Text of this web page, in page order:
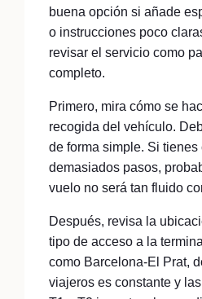
buena opción si añade
o instrucciones poco
revisar el servicio como
completo.
Primero, mira cómo se
recogida del vehículo.
de forma simple. Si tienes
demasiados pasos,
vuelo no será tan fluido
Después, revisa la
tipo de acceso a la
como Barcelona-El Prat,
viajeros es constante y